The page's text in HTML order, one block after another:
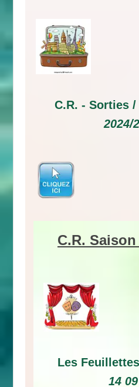
C.R. - Sorties /
2024/
C.R. Saison
Les
14